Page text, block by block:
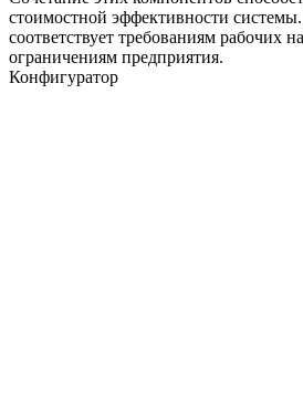
стоимостной эффективности системы.
соответствует требованиям рабочих
ограничениям предприятия.
Конфигуратор